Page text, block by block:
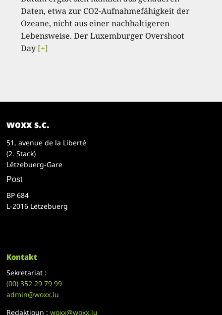
Daten, etwa zur CO2-Aufnahmefähigkeit der
Ozeane, nicht aus einer nachhaltigeren
Lebensweise. Der Luxemburger Overshoot
Day [+]
woxx s.c.
51, avenue de la Liberté
(2. Stack)
Lëtzebuerg-Gare
Post
BP 684
L-2016 Lëtzebuerg
Kontakt
Sekretariat :
(00)352 29 79 99
admin@woxx.lu
Redaktioun :woxx@woxx.lu